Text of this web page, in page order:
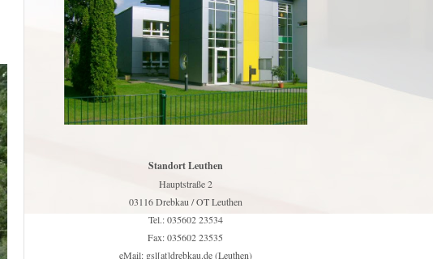
Standort Leuthen
Hauptstraße 2
03116 Drebkau / OT Leuthen
Tel.: 035602 23534
Fax: 035602 23535
eMail: gsl[at]drebkau.de (Leuthen)